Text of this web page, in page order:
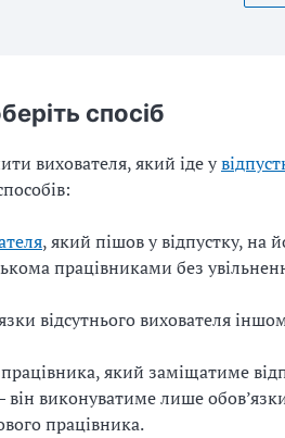
спосіб
вихователя, який іде у
, який пішов у відпустку, на
працівниками без
відсутнього вихователя
який заміщатиме
він виконуватиме лише
працівника.